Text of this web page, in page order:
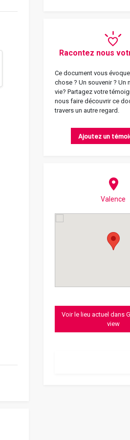
Racontez nous
Ce document vous
chose ? Un souvenir ? Un
vie? Partagez votre
nous faire découvrir ce
travers un autre regard.
Ajoutez un
Valence
Voir le lieu actuel dans
view